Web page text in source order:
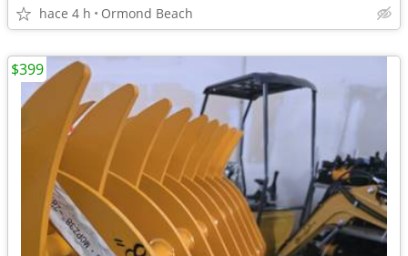
hace 4 h Ormond Beach
$399